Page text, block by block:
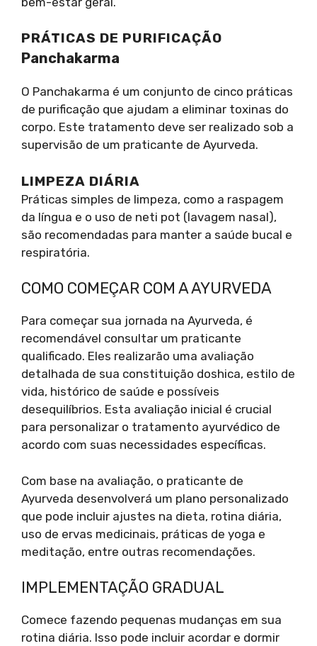
PRÁTICAS DE PURIFICAÇÃO
Panchakarma
O Panchakarma é um conjunto de cinco práticas
de purificação que ajudam a eliminar toxinas do
corpo. Este tratamento deve ser realizado sob a
supervisão de um praticante de Ayurveda.
LIMPEZA DIÁRIA
Práticas simples de limpeza, como a raspagem
da língua e o uso de neti pot (lavagem nasal),
são recomendadas para manter a saúde bucal e
respiratória.
COMO COMEÇAR COM A AYURVEDA
Para começar sua jornada na Ayurveda, é
recomendável consultar um praticante
qualificado. Eles realizarão uma avaliação
detalhada de sua constituição doshica, estilo de
vida, histórico de saúde e possíveis
desequilíbrios. Esta avaliação inicial é crucial
para personalizar o tratamento ayurvédico de
acordo com suas necessidades específicas.
Com base na avaliação, o praticante de
Ayurveda desenvolverá um plano personalizado
que pode incluir ajustes na dieta, rotina diária,
uso de ervas medicinais, práticas de yoga e
meditação, entre outras recomendações.
IMPLEMENTAÇÃO GRADUAL
Comece fazendo pequenas mudanças em sua
rotina diária. Isso pode incluir acordar e dormir